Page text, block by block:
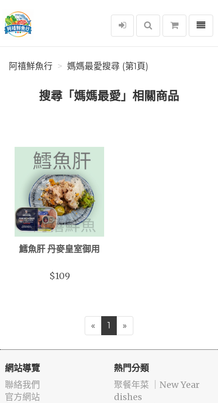
阿禧鮮魚行
選單
阿禧鮮魚行 媽媽最愛搜尋 (第1頁)
搜尋「媽媽最愛」相關商品
鱈魚肝 丹麥皇室御用
$109
« 1 »
網站導覽
聯絡我們
官方網站
熱門分類
️聚餐年菜 ｜New Year
dishes